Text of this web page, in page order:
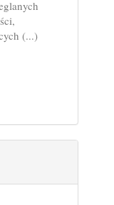
(...)